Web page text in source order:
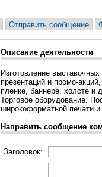
Отправить сообщение
Описание деятельности
Изготовление
презентаций и промо-
пленке, баннере, холсте и
Торговое оборудование.
широкоформатной печати
Направить сообщение
Заголовок: